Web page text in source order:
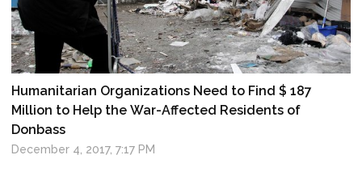
Humanitarian Organizations Need to Find $ 187
Million to Help the War-Affected Residents of
Donbass
December 4, 2017, 7:17 PM